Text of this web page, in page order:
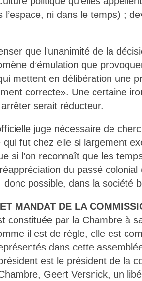
l’espace, ni dans le temps) ;
que l’unanimité de la
d’émulation que
mettent en délibération une
correcte». Une certaine
arrêter serait réducteur.
juge nécessaire de
qui fut chez elle si largement
si l’on reconnaît que les
du passé colonial
donc possible, dans la société
MANDAT DE LA
constituée par la Chambre à
il est de règle, elle est
dans cette
est le président de la
Geert Versnick, un